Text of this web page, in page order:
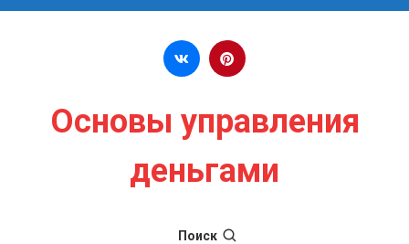
Перейти к содержимому
Основы управления
деньгами
Поиск